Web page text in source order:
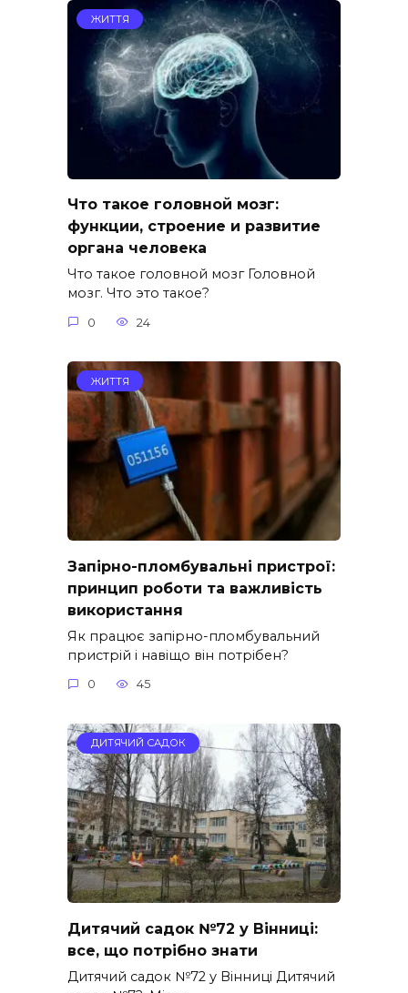
ЖИТТЯ
Что такое головной мозг:
функции, строение и развитие
органа человека
Что такое головной мозг Головной
мозг. Что это такое?
0 24
ЖИТТЯ
Запірно-пломбувальні пристрої:
принцип роботи та важливість
використання
Як працює запірно-пломбувальний
пристрій і навіщо він потрібен?
0 45
ДИТЯЧИЙ САДОК
Дитячий садок №72 у Вінниці:
все, що потрібно знати
Дитячий садок №72 у Вінниці Дитячий